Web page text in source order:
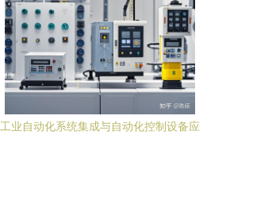
工业自动化系统集成与自动化控制设备应